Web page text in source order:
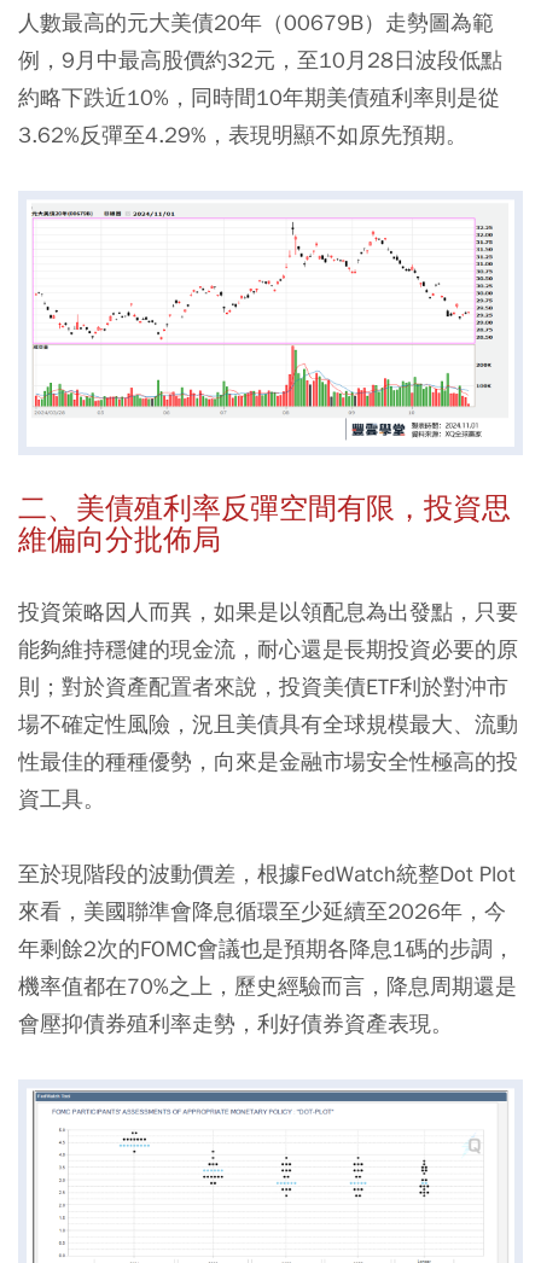
人數最高的元大美債20年（00679B）走勢圖為範
例，9月中最高股價約32元，至10月28日波段低點
約略下跌近10%，同時間10年期美債殖利率則是從
3.62%反彈至4.29%，表現明顯不如原先預期。
二、美債殖利率反彈空間有限，投資思
維偏向分批佈局
投資策略因人而異，如果是以領配息為出發點，只要
能夠維持穩健的現金流，耐心還是長期投資必要的原
則；對於資產配置者來說，投資美債ETF利於對沖市
場不確定性風險，況且美債具有全球規模最大、流動
性最佳的種種優勢，向來是金融市場安全性極高的投
資工具。
至於現階段的波動價差，根據FedWatch統整Dot Plot
來看，美國聯準會降息循環至少延續至2026年，今
年剩餘2次的FOMC會議也是預期各降息1碼的步調，
機率值都在70%之上，歷史經驗而言，降息周期還是
會壓抑債券殖利率走勢，利好債券資產表現。